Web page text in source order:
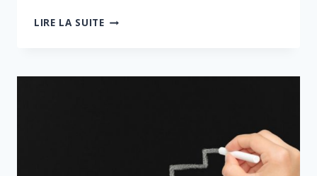
LIRE LA SUITELA
ET